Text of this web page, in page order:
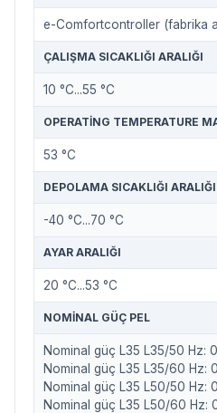
e-Comfortcontroller (fabrika
ÇALIŞMA SICAKLIĞI ARALIĞI
10 °C...55 °C
OPERATING TEMPERATURE
53 °C
DEPOLAMA SICAKLIĞI ARALIĞI
-40 °C...70 °C
AYAR ARALIĞI
20 °C...53 °C
NOMINAL GÜÇ PEL
Nominal güç L35 L35/50 Hz:
Nominal güç L35 L35/60 Hz:
Nominal güç L35 L50/50 Hz:
Nominal güç L35 L50/60 Hz: